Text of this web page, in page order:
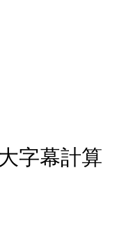
字幕計算